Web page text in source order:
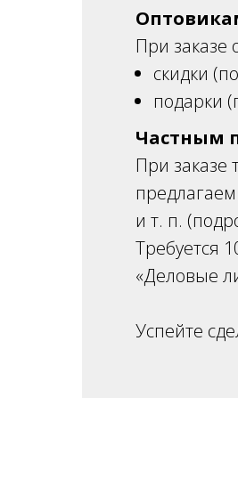
При заказе
скидки
подарки
Частным
При заказе
и т. п.
Требуется
«Деловые
Успейте